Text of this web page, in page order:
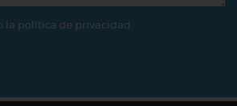
la política de privacidad